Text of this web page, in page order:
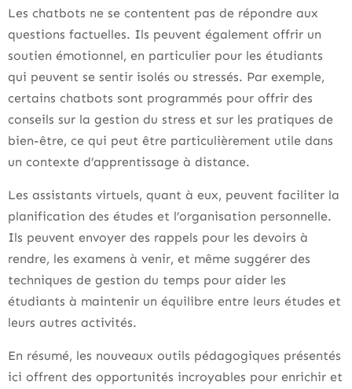
Les chatbots ne se contentent pas de répondre aux
questions factuelles. Ils peuvent également offrir un
soutien émotionnel, en particulier pour les étudiants
qui peuvent se sentir isolés ou stressés. Par exemple,
certains chatbots sont programmés pour offrir des
conseils sur la gestion du stress et sur les pratiques de
bien-être, ce qui peut être particulièrement utile dans
un contexte d’apprentissage à distance.
Les assistants virtuels, quant à eux, peuvent faciliter la
planification des études et l’organisation personnelle.
Ils peuvent envoyer des rappels pour les devoirs à
rendre, les examens à venir, et même suggérer des
techniques de gestion du temps pour aider les
étudiants à maintenir un équilibre entre leurs études et
leurs autres activités.
En résumé, les nouveaux outils pédagogiques présentés
ici offrent des opportunités incroyables pour enrichir et